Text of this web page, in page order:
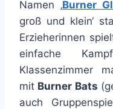
Namen ‚Burner
groß und klein‘
Erzieherinnen
einfache
Klassenzimmer
mit Burner Bats
auch